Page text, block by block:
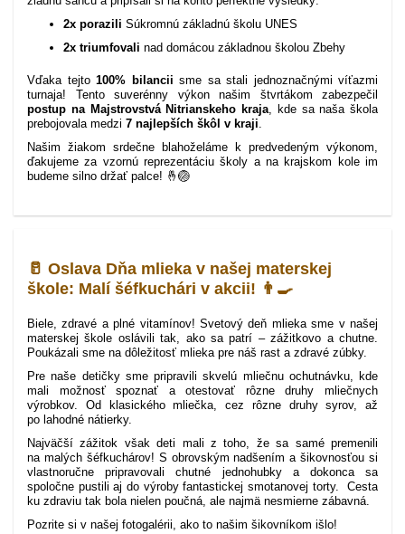
2x porazili Súkromnú základnú školu UNES
2x triumfovali nad domácou základnou školou Zbehy
Vďaka tejto 100% bilancii sme sa stali jednoznačnými víťazmi
turnaja! Tento suverénny výkon našim štvrtákom zabezpečil
postup na Majstrovstvá Nitrianskeho kraja , kde sa naša škola
prebojovala medzi 7 najlepších škôl v kraji
Našim žiakom srdečne blahoželáme k predvedeným výkonom,
ďakujeme za vzornú reprezentáciu školy a na krajskom kole im
budeme silno držať palce! 🤞🏐
🥛 Oslava Dňa mlieka v našej materskej
škole: Malí šéfkuchári v akcii! 👨‍🍳
Biele, zdravé a plné vitamínov! Svetový deň mlieka sme v našej
materskej škole oslávili tak, ako sa patrí – zážitkovo a chutne.
Poukázali sme na dôležitosť mlieka pre náš rast a zdravé zúbky.
Pre naše detičky sme pripravili skvelú mliečnu ochutnávku, kde
mali možnosť spoznať a otestovať rôzne druhy mliečnych
výrobkov. Od klasického mliečka, cez rôzne druhy syrov, až
po lahodné nátierky.
Najväčší zážitok však deti mali z toho, že sa samé premenili
na malých šéfkuchárov! S obrovským nadšením a šikovnosťou si
vlastnoručne pripravovali chutné jednohubky a dokonca sa
spoločne pustili aj do výroby fantastickej smotanovej torty. Cesta
ku zdraviu tak bola nielen poučná, ale najmä nesmierne zábavná.
Pozrite si v našej fotogalérii, ako to našim šikovníkom išlo!